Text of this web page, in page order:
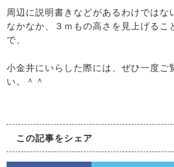
周辺に説明書きなどがあるわけではな
なかなか、３ｍもの高さを見上げるこ
で、
小金井にいらした際には、ぜひ一度ご
い。＾＾
この記事をシェア